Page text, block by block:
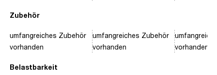
Zubehör
Belastbarkeit
umfangreiches Zubehör
vorhanden
umfangreiches Zubehör
vorhanden
vorhanden